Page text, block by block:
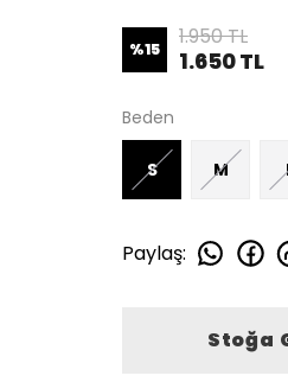
%15 1.950 TL
1.650 TL
Beden
S M
Paylaş:
Stoğa